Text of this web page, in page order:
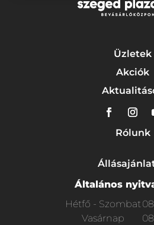
Üzletek
Akciók
Rólunk
Általános
Hétfő - Szombat
Vasárnap